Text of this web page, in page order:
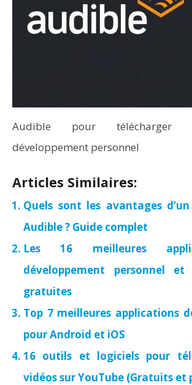
Audible pour télécharger
développement personnel
Articles Similaires:
Quels sont les avantages
Audible ? Guide complet
Les 16 meilleures
développement personnel
gratuites
Top 7 meilleures applications
pour Android et iOS
16 outils et logiciels pour
vidéos sur YouTube (Gratuits et